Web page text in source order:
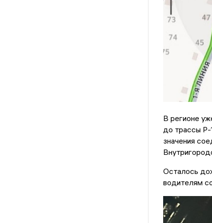
В регионе
до трассы Р-
значения
Осталось
водителям